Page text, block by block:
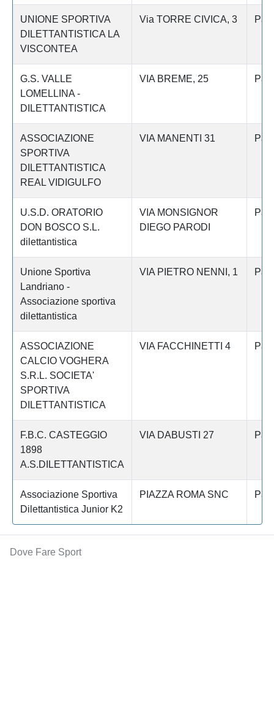
UNIONE SPORTIVA
DILETTANTISTICA LA
VISCONTEA
Via TORRE CIVICA, 3
G.S. VALLE
LOMELLINA -
DILETTANTISTICA
VIA BREME, 25
ASSOCIAZIONE
SPORTIVA
DILETTANTISTICA
REAL VIDIGULFO
VIA MANENTI 31
U.S.D. ORATORIO
DON BOSCO S.L.
dilettantistica
VIA MONSIGNOR
DIEGO PARODI
Unione Sportiva
Landriano -
Associazione sportiva
dilettantistica
VIA PIETRO NENNI, 1
ASSOCIAZIONE
CALCIO VOGHERA
S.R.L. SOCIETA'
SPORTIVA
DILETTANTISTICA
VIA FACCHINETTI 4
F.B.C. CASTEGGIO
1898
A.S.DILETTANTISTICA
VIA DABUSTI 27
Associazione Sportiva
Dilettantistica Junior K2
PIAZZA ROMA SNC
Dove Fare Sport